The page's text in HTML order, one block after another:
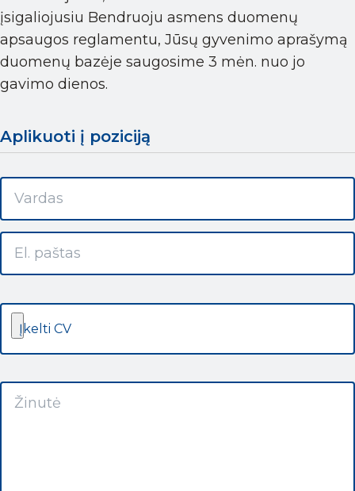
įsigaliojusiu Bendruoju asmens duomenų
apsaugos reglamentu, Jūsų gyvenimo aprašymą
duomenų bazėje saugosime 3 mėn. nuo jo
gavimo dienos.
Aplikuoti į poziciją
Įkelti CV